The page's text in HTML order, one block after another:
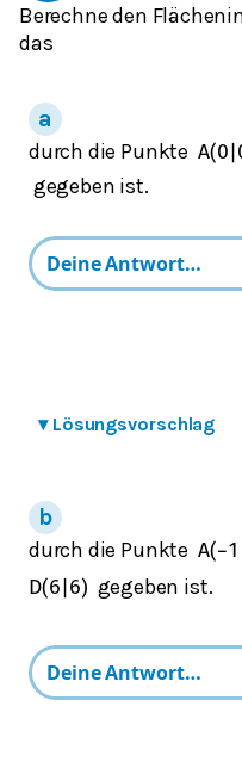
Berechne den
das
durch die Punkte A(0
gegeben ist.
▾ Lösungsvorschlag
durch die Punkte A(−1
D(6 6) gegeben ist.